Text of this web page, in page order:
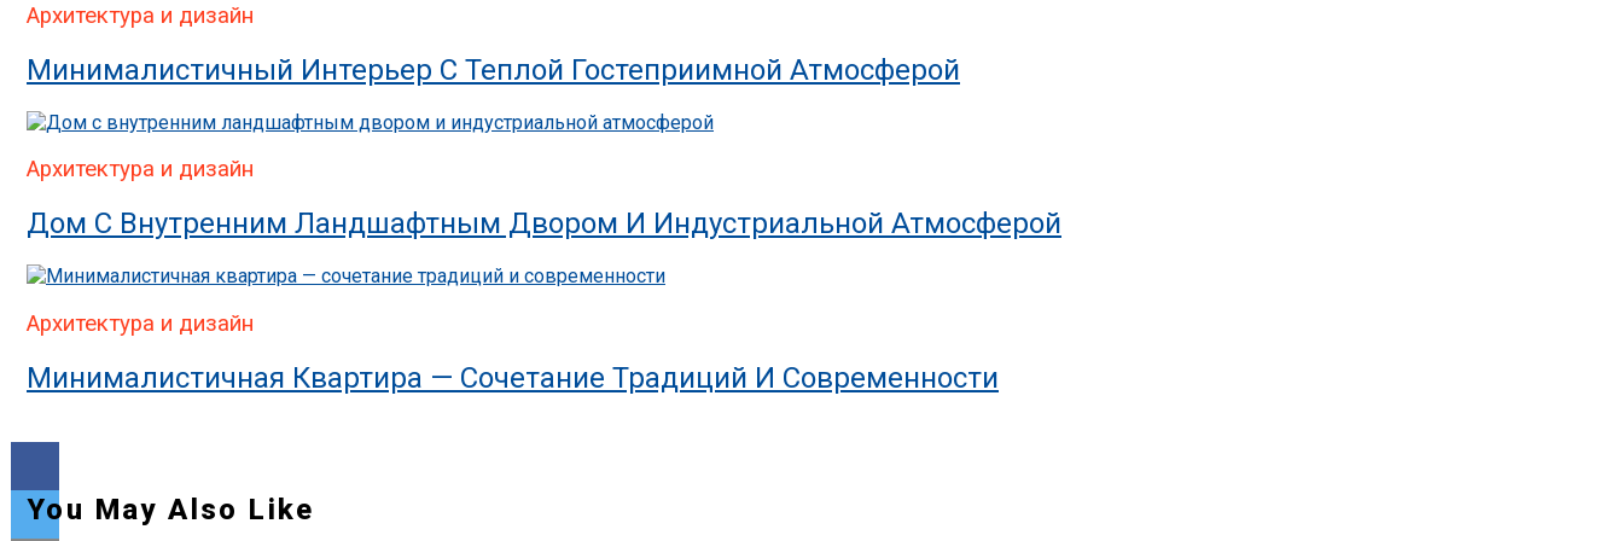
Архитектура и дизайн
Минималистичный Интерьер С Теплой Гостеприимной Атмосферой
Архитектура и дизайн
Дом С Внутренним Ландшафтным Двором И Индустриальной Атмосферой
Архитектура и дизайн
Минималистичная Квартира — Сочетание Традиций И Современности
You May Also Like